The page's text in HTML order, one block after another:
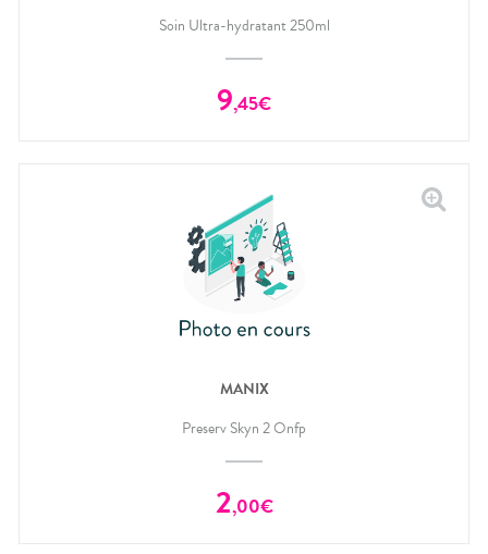
Soin Ultra-hydratant 250ml
9,45€
MANIX
Preserv Skyn 2 Onfp
2,00€